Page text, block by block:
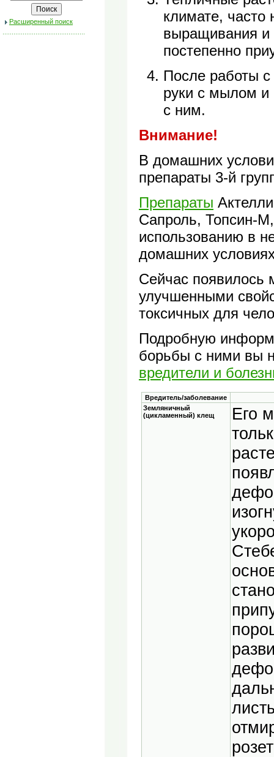
Расширенный поиск
климате, часто
выращивания и
постепенно
После работы
руки с мылом и
с ним.
Внимание!
В домашних
препараты 3-й
Препараты
Сапроль, Топсин-
использованию в
домашних
Сейчас появилось
улучшенными
токсичных для
Подробную
борьбы с ними вы
вредители и
Вредитель/заболевание
Земляничный
(цикламенный) клещ
Его